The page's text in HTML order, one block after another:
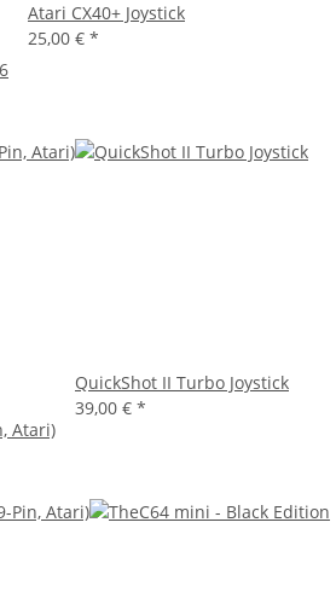
Atari CX40+ Joystick
25,00 € *
Atari)
QuickShot II Turbo Joystick
39,00 € *